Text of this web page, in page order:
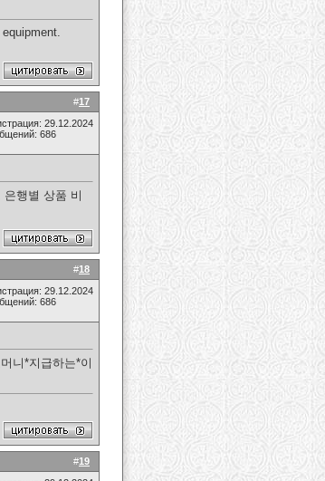
#17
29.12.2024
686
행별 상품 비
#18
29.12.2024
686
니*지급하는*이
#19